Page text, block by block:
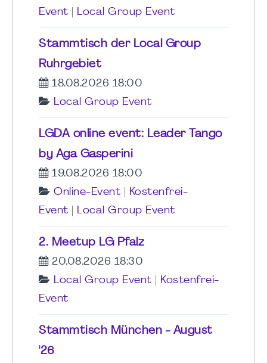
Event
Local Group Event
Stammtisch der Local Group
Ruhrgebiet
18.08.2026 18:00
Local Group Event
LGDA online event: Leader Tango
by Aga Gasperini
19.08.2026 18:00
Online-Event
Kostenfrei-
Event
Local Group Event
2. Meetup LG Pfalz
20.08.2026 18:30
Local Group Event
Kostenfrei-
Event
Stammtisch München - August
'26